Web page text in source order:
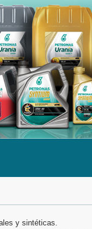
y sintéticas.